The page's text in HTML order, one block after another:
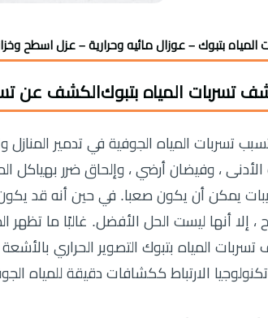
بتبوك – عوزال مائيه وحرارية – عزل اسطح
تسربات المياه بتبوكالكشف عن
تسربات المياه الجوفية في تدمير
الأدنى ، وفيضان أرضي ، وإلحاق ضرر
يمكن أن يكون صعبا. في حين أنه قد
، إلا أنها ليست الحل الأفضل. غالبًا ما
المياه بتبوك التصوير الحراري
الارتباط ككشافات دقيقة للمياه